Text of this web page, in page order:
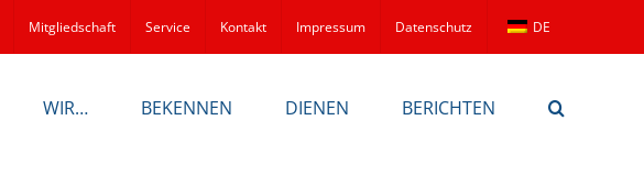
Mitgliedschaft Service Kontakt Impressum Datenschutz DE
WIR… BEKENNEN DIENEN BERICHTEN